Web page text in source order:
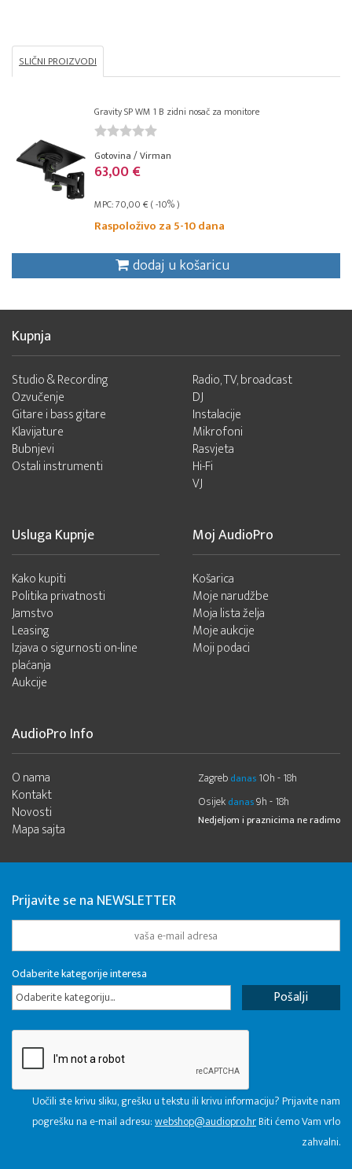
SLIČNI PROIZVODI
Gravity SP WM 1 B zidni nosač za monitore
Gotovina / Virman
63,00 €
MPC: 70,00 € ( -10% )
Raspoloživo za 5-10 dana
dodaj u košaricu
Kupnja
Studio & Recording
Ozvučenje
Gitare i bass gitare
Klavijature
Bubnjevi
Ostali instrumenti
Radio, TV, broadcast
DJ
Instalacije
Mikrofoni
Rasvjeta
Hi-Fi
VJ
Usluga Kupnje
Kako kupiti
Politika privatnosti
Jamstvo
Leasing
Izjava o sigurnosti on-line
plaćanja
Aukcije
Moj AudioPro
Košarica
Moje narudžbe
Moja lista želja
Moje aukcije
Moji podaci
AudioPro Info
O nama
Kontakt
Novosti
Mapa sajta
Zagreb danas 10h - 18h
Osijek danas9h - 18h
Nedjeljom i praznicima ne radimo
Prijavite se na NEWSLETTER
Odaberite kategorije interesa
Odaberite kategoriju...
Uočili ste krivu sliku, grešku u tekstu ili krivu informaciju? Prijavite nam
pogrešku na e-mail adresu:webshop@audiopro.hrBiti ćemo Vam vrlo
zahvalni.